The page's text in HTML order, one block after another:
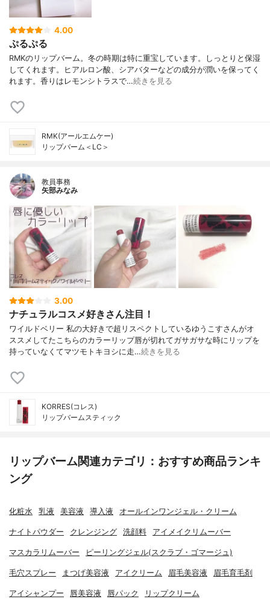
4.00
ぷるぷる
RMKのリップバーム。冬の時期は特に重宝しています。しっとりと保湿
してくれます。ヒアルロン酸、シアバターなどの成分が潤いを保ってく
れます。香りはレモンシトラスで…続きを見る
RMK(アールエムケー)
リップバーム＜LC＞
教員事務
矢部みなみ
3.00
ナチュラルコスメ好きさん注目！
ワイルドベリー 私の大好きで超リスペクトしているゆうこすさんがオ
ススメしてたこちらのカラーリップ唇が切れてガサガサな時にリップを
持っていなくてマツモトキヨシに走…続きを見る
KORRES(コレス)
リップバームスティック
リップバーム関連カテゴリ：おすすめ商品ランキ
ング
化粧水 乳液 美容液 導入液 オールインワンジェル・クリーム
ナイトパウダー クレンジング 洗顔料 アイメイクリムーバー
マスカラリムーバー ピーリングジェル(スクラブ・ゴマージュ)
毛穴スプレー まつげ美容液 アイクリーム 眉毛美容液 眉毛育毛剤
アイシャンプー 唇美容液 唇パック リップクリーム